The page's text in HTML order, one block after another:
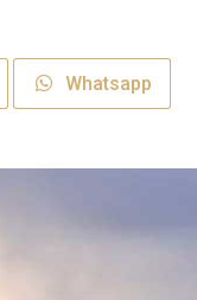
Whatsapp